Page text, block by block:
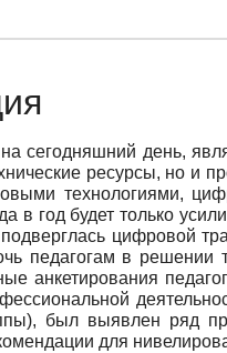
сегодняшний день,
ресурсы, но и
технологиями,
в год будет только
цифровой
педагогам в решении
анкетирования
был выявлен ряд
для